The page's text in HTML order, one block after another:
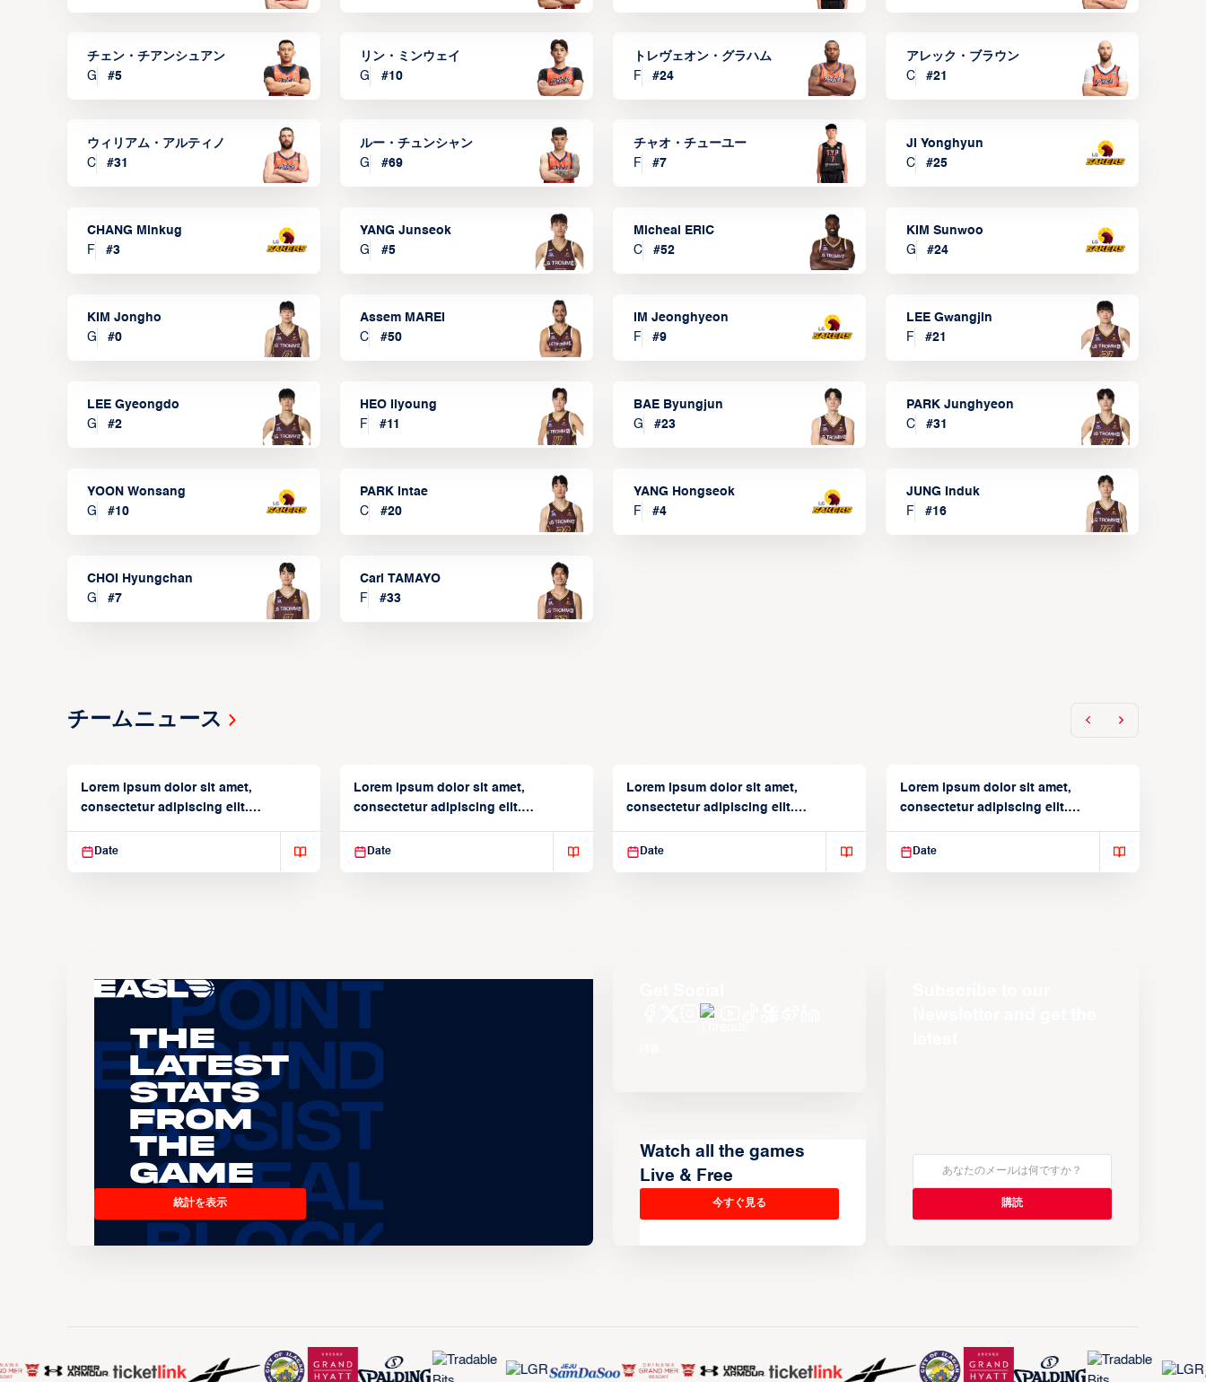
チェン・チアンシュアン
G
#5
リン・ミンウェイ
G
#10
トレヴェオン・グラハム
F
#24
アレック・ブラウン
C
#21
ウィリアム・アルティノ
C
#31
ルー・チュンシャン
G
#69
チャオ・チューユー
F
#7
JI Yonghyun
C
#25
CHANG Minkug
F
#3
YANG Junseok
G
#5
Micheal ERIC
C
#52
KIM Sunwoo
G
#24
KIM Jongho
G
#0
Assem MAREI
C
#50
IM Jeonghyeon
F
#9
LEE Gwangjin
F
#21
LEE Gyeongdo
G
#2
HEO Ilyoung
F
#11
BAE Byungjun
G
#23
PARK Junghyeon
C
#31
YOON Wonsang
G
#10
PARK Intae
C
#20
YANG Hongseok
F
#4
JUNG Induk
F
#16
CHOI Hyungchan
G
#7
Carl TAMAYO
F
#33
チームニュース
Lorem ipsum dolor sit amet,
consectetur adipiscing elit.
Date
Lorem ipsum dolor sit amet,
consectetur adipiscing elit.
Date
Lorem ipsum dolor sit amet,
consectetur adipiscing elit.
Date
Lorem ipsum dolor sit amet,
consectetur adipiscing elit.
Date
The
Latest
Stats
From
the
Game
統計を表示
Watch all the games
Live & Free
今すぐ見る